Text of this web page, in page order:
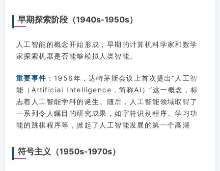
早期探索阶段（1940s-1950s）
人工智能的概念开始形成，早期的计算机科学家和数学
家探索机器是否能够模拟人类智能。
重要事件 ：1956年，达特茅斯会议上首次提出“人工智
能（Artificial Intelligence，简称AI）”这一概念，标
志着人工智能学科的诞生。随后，人工智能领域取得了
一系列令人瞩目的研究成果，如字符识别程序、学习功
能的跳棋程序等，掀起了人工智能发展的第一个高潮
符号主义（1950s-1970s）